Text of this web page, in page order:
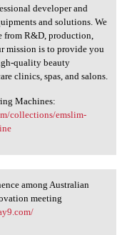
developer and
and solutions. We
from R&D, production,
mission is to provide you
quality beauty
clinics, spas, and salons.
Machines:
collections/emslim-
among Australian
meeting